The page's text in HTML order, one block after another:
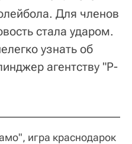
Для членов
стала ударом.
узнать об
агентству "Р-
игра краснодарок